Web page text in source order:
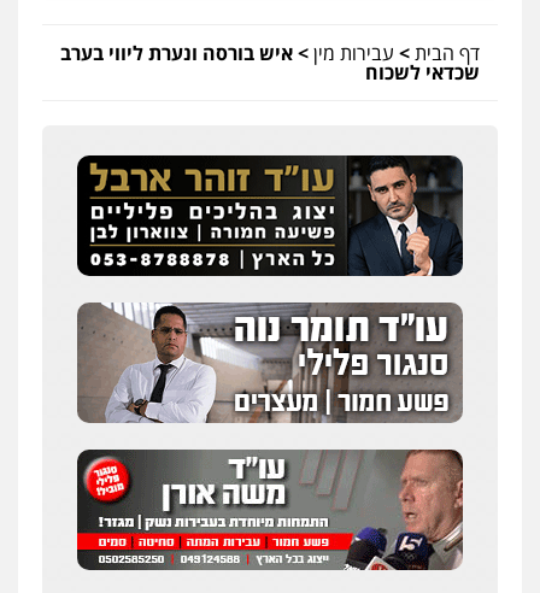
דף הבית> עבירות מין>איש בורסה ונערת ליווי בערב
שכדאי לשכוח